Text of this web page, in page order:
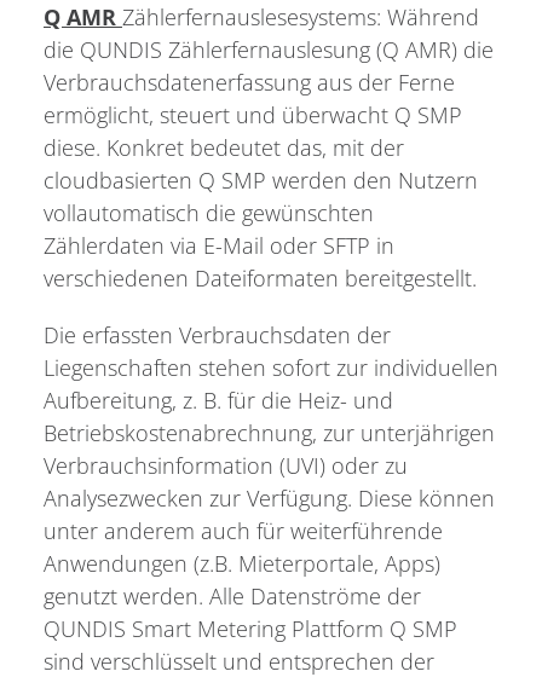
Q AMR Zählerfernauslesesystems: Während
die QUNDIS Zählerfernauslesung (Q AMR) die
Verbrauchsdatenerfassung aus der Ferne
ermöglicht, steuert und überwacht Q SMP
diese. Konkret bedeutet das, mit der
cloudbasierten Q SMP werden den Nutzern
vollautomatisch die gewünschten
Zählerdaten via E-Mail oder SFTP in
verschiedenen Dateiformaten bereitgestellt.
Die erfassten Verbrauchsdaten der
Liegenschaften stehen sofort zur individuellen
Aufbereitung, z. B. für die Heiz- und
Betriebskostenabrechnung, zur unterjährigen
Verbrauchsinformation (UVI) oder zu
Analysezwecken zur Verfügung. Diese können
unter anderem auch für weiterführende
Anwendungen (z.B. Mieterportale, Apps)
genutzt werden. Alle Datenströme der
QUNDIS Smart Metering Plattform Q SMP
sind verschlüsselt und entsprechen der